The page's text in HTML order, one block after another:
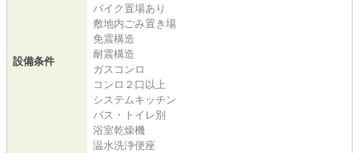
設備条件
バイク置場あり
敷地内ごみ置き場
免震構造
耐震構造
ガスコンロ
コンロ２口以上
システムキッチン
バス・トイレ別
浴室乾燥機
温水洗浄便座